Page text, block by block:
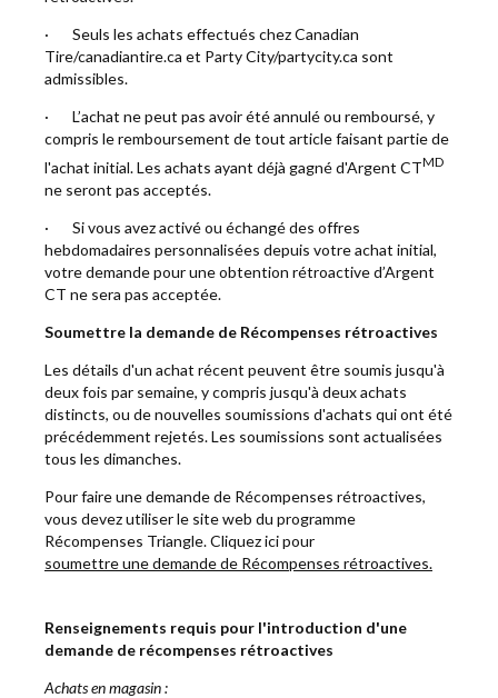
· Seuls les achats effectués chez Canadian
Tire/canadiantire.ca et Party City/partycity.ca sont
admissibles.
· L’achat ne peut pas avoir été annulé ou remboursé, y
compris le remboursement de tout article faisant partie de
l'achat initial. Les achats ayant déjà gagné d'Argent CTMD
ne seront pas acceptés.
· Si vous avez activé ou échangé des offres
hebdomadaires personnalisées depuis votre achat initial,
votre demande pour une obtention rétroactive d’Argent
CT ne sera pas acceptée.
Soumettre la demande de Récompenses rétroactives
Les détails d'un achat récent peuvent être soumis jusqu'à
deux fois par semaine, y compris jusqu'à deux achats
distincts, ou de nouvelles soumissions d'achats qui ont été
précédemment rejetés. Les soumissions sont actualisées
tous les dimanches.
Pour faire une demande de Récompenses rétroactives,
vous devez utiliser le site web du programme
Récompenses Triangle. Cliquez ici pour
soumettre une demande de Récompenses rétroactives.
Renseignements requis pour l'introduction d'une
demande de récompenses rétroactives
Achats en magasin :